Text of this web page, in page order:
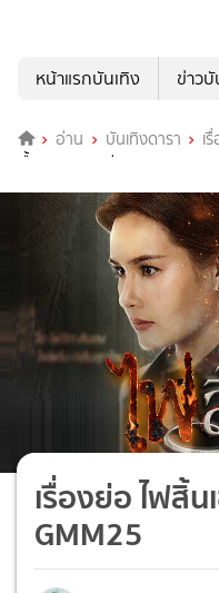
หน้าแรกบันเทิง
ข่าวบั
อ่าน บันเทิงดารา เ
เชื้อ (ตอนจบ) ช่อง GMM25
เรื่องย่อ ไฟสิ้
GMM25